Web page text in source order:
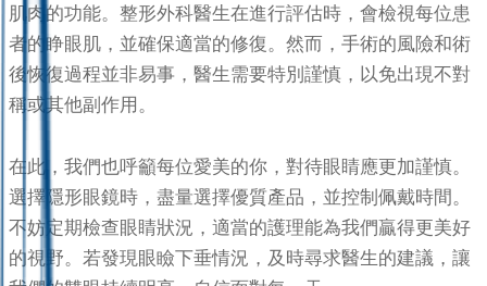
肌肉的功能。整形外科醫生在進行評估時，會檢視每位患
者的睁眼肌，並確保適當的修復。然而，手術的風險和術
後恢復過程並非易事，醫生需要特別謹慎，以免出現不對
稱或其他副作用。
在此，我們也呼籲每位愛美的你，對待眼睛應更加謹慎。
選擇隱形眼鏡時，盡量選擇優質產品，並控制佩戴時間。
不妨定期檢查眼睛狀況，適當的護理能為我們贏得更美好
的視野。若發現眼瞼下垂情況，及時尋求醫生的建議，讓